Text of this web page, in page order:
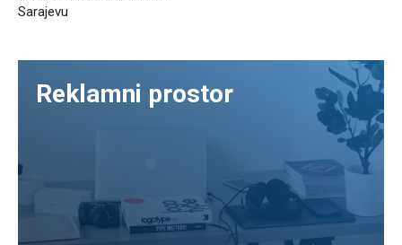
Sarajevu
Reklamni prostor